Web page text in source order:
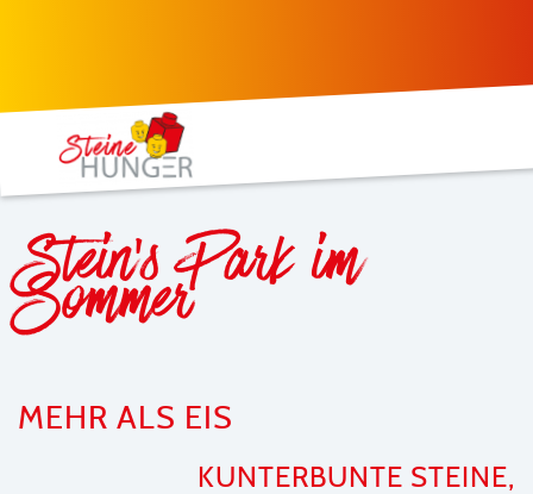
Stein's Park im
Sommer
MEHR ALS EIS
KUNTERBUNTE STEINE,